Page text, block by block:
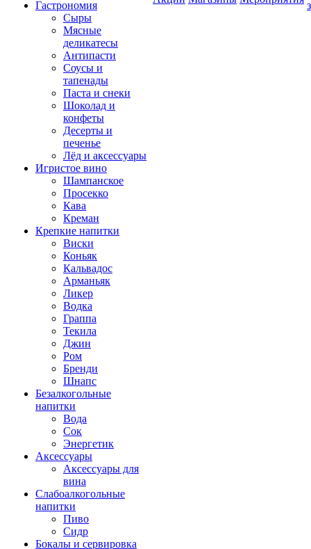
Гастрономия
Сыры
Мясные
деликатесы
Антипасти
Соусы и
тапенады
Паста и снеки
Шоколад и
конфеты
Десерты и
печенье
Лёд и аксессуары
Игристое вино
Шампанское
Просекко
Кава
Креман
Крепкие напитки
Виски
Коньяк
Кальвадос
Арманьяк
Ликер
Водка
Граппа
Текила
Джин
Ром
Бренди
Шнапс
Безалкогольные
напитки
Вода
Сок
Энергетик
Аксессуары
Аксессуары для
вина
Слабоалкогольные
напитки
Пиво
Сидр
Бокалы и сервировка